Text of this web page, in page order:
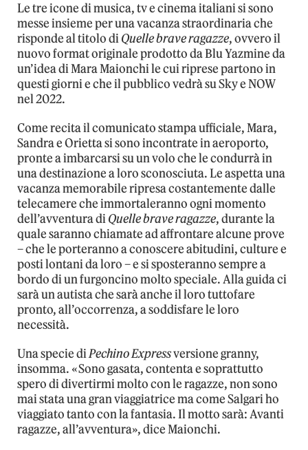
Le tre icone di musica, tv e cinema italiani si sono
messe insieme per una vacanza straordinaria che
risponde al titolo diQuelle brave ragazze, ovvero il
nuovo format originale prodotto da Blu Yazmine da
un’idea di Mara Maionchi le cui riprese partono in
questi giorni e che il pubblico vedrà su Sky e NOW
nel 2022.
Come recita il comunicato stampa ufficiale, Mara,
Sandra e Orietta si sono incontrate in aeroporto,
pronte a imbarcarsi su un volo che le condurrà in
una destinazione a loro sconosciuta. Le aspetta una
vacanza memorabile ripresa costantemente dalle
telecamere che immortaleranno ogni momento
dell’avventura diQuelle brave ragazze, durante la
quale saranno chiamate ad affrontare alcune prove
– che le porteranno a conoscere abitudini, culture e
posti lontani da loro – e si sposteranno sempre a
bordo di un furgoncino molto speciale. Alla guida ci
sarà un autista che sarà anche il loro tuttofare
pronto, all’occorrenza, a soddisfare le loro
necessità.
Una specie diPechino Expressversione granny,
insomma. «Sono gasata, contenta e soprattutto
spero di divertirmi molto con le ragazze, non sono
mai stata una gran viaggiatrice ma come Salgari ho
viaggiato tanto con la fantasia. Il motto sarà: Avanti
ragazze, all’avventura», dice Maionchi.